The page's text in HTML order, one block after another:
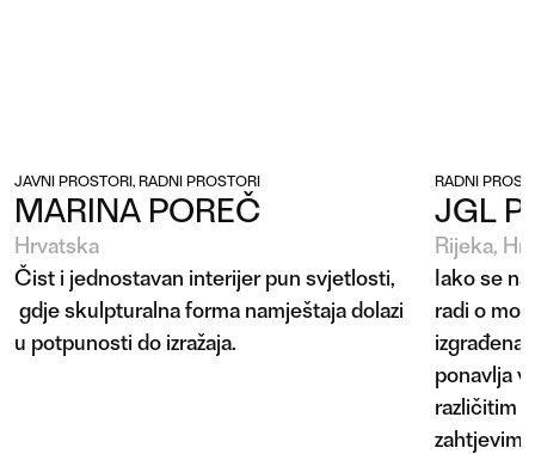
JAVNI PROSTORI, RADNI PROSTORI
MARINA POREČ
Hrvatska
Čist i jednostavan interijer pun svjetlosti,
gdje skulpturalna forma namještaja dolazi
u potpunosti do izražaja.
RADNI
JGL
Rijeka,
Iako se
radi o
izgrađena
ponavlja
različitim